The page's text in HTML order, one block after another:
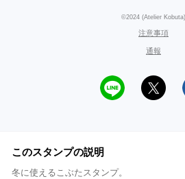
©2024 (Atelier Kobuta)
注意事項
通報
このスタンプの説明
冬に使えるこぶたスタンプ。